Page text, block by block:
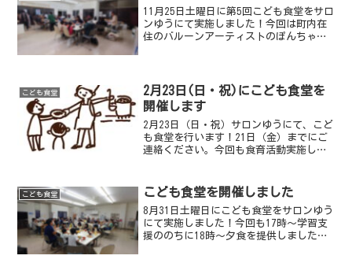
11月25日土曜日に第5回こども食堂をサロ
ンゆうにて実施しました！今回は町内在
住のバルーンアーティストのぽんちゃん
食の提供を行...
こども食堂
2月23日(日・祝)にこども食堂を
開催します
2月23日（日・祝）サロンゆうにて、こど
も食堂を行います！21日（金）までにご
連絡ください。今回も食育活動実施しま
こどものみの参加が可能です。希望する
方は申し込み時に...
こども食堂 こども食堂を開催しました
8月31日土曜日にこども食堂をサロンゆう
にて実施しました！今回も17時〜学習支
援ののちに18時〜夕食を提供しました。